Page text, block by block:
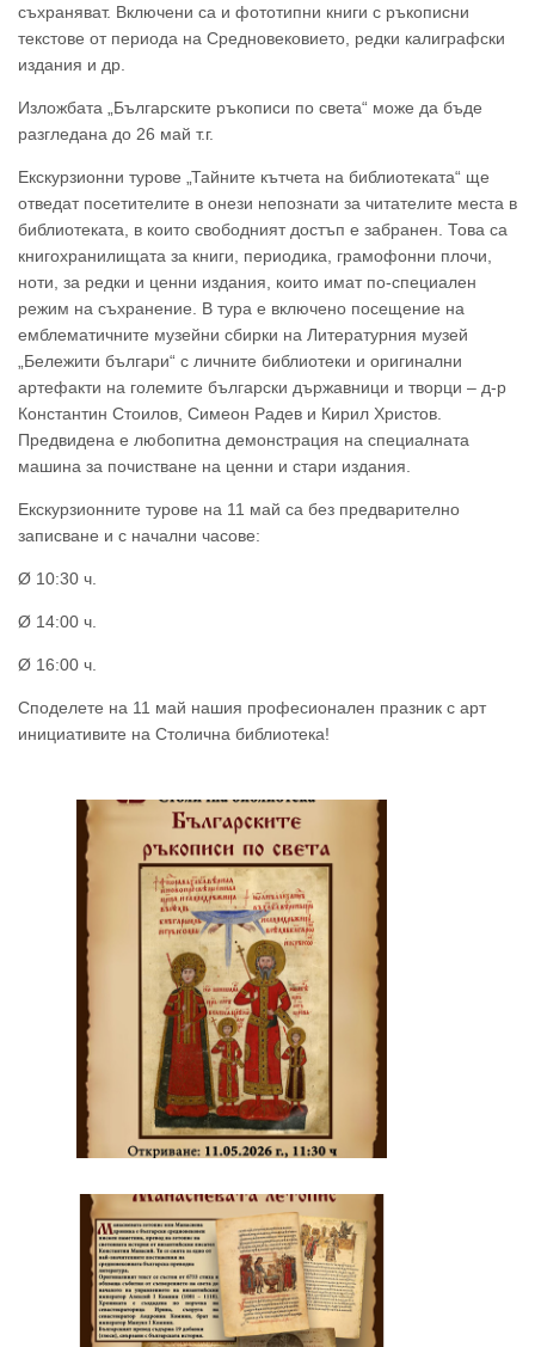
съхраняват. Включени са и фототипни книги с ръкописни
текстове от периода на Средновековието, редки калиграфски
издания и др.
Изложбата „Българските ръкописи по света“ може да бъде
разгледана до 26 май т.г.
Екскурзионни турове „Тайните кътчета на библиотеката“ ще
отведат посетителите в онези непознати за читателите места в
библиотеката, в които свободният достъп е забранен. Това са
книгохранилищата за книги, периодика, грамофонни плочи,
ноти, за редки и ценни издания, които имат по-специален
режим на съхранение. В тура е включено посещение на
емблематичните музейни сбирки на Литературния музей
„Бележити българи“ с личните библиотеки и оригинални
артефакти на големите български държавници и творци – д-р
Константин Стоилов, Симеон Радев и Кирил Христов.
Предвидена е любопитна демонстрация на специалната
машина за почистване на ценни и стари издания.
Екскурзионните турове на 11 май са без предварително
записване и с начални часове:
Ø 10:30 ч.
Ø 14:00 ч.
Ø 16:00 ч.
Споделете на 11 май нашия професионален празник с арт
инициативите на Столична библиотека!